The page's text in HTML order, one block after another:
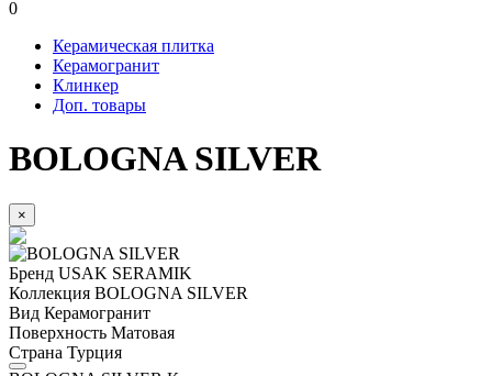
0
Керамическая плитка
Керамогранит
Клинкер
Доп. товары
BOLOGNA SILVER
×
Бренд USAK SERAMIK
Коллекция BOLOGNA SILVER
Вид Керамогранит
Поверхность Матовая
Страна Турция